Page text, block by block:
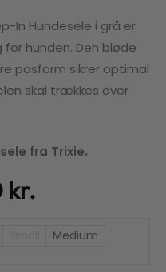
In Hundesele i grå er
hunden. Den bløde
pasform sikrer optimal
skal trækkes over
fra Trixie.
kr.
Medium